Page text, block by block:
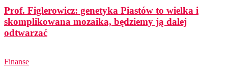
Prof. Figlerowicz: genetyka Piastów to wielka i
skomplikowana mozaika, będziemy ją dalej
odtwarzać
Finanse